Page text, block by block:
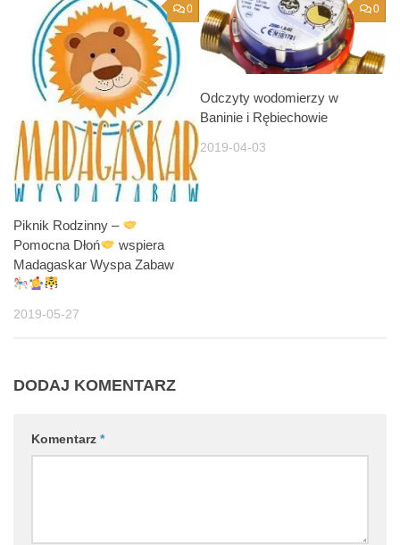
0
Piknik Rodzinny –
Pomocna Dłoń
wspiera
Madagaskar Wyspa Zabaw
2019-05-27
0
Odczyty wodomierzy w
Baninie i Rębiechowie
2019-04-03
DODAJ KOMENTARZ
Komentarz *